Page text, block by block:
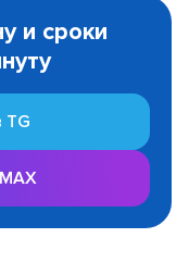
и сроки
TG